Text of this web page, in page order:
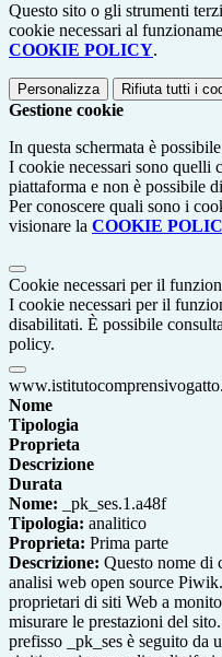
Questo sito o gli strumenti
cookie necessari al
COOKIE POLICY.
Personalizza Rifiuta tutti i
Gestione cookie
In questa schermata è
I cookie necessari sono quelli
piattaforma e non è possibile
Per conoscere quali sono i
visionare la COOKIE
Cookie necessari per il
I cookie necessari per il
disabilitati. È possibile
policy.
Nome
Tipologia
Proprieta
Descrizione
Durata
Nome: _pk_ses.1.a48f
Tipologia: analitico
Proprieta: Prima parte
Descrizione: Questo nome di
analisi web open source
proprietari di siti Web a
misurare le prestazioni del
prefisso _pk_ses è seguito da